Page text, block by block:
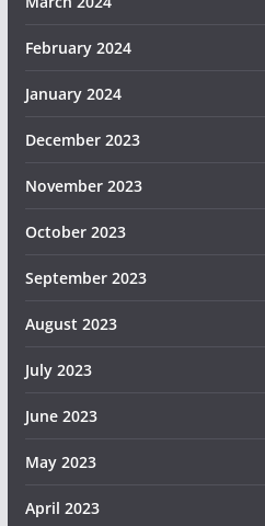
February 2024
January 2024
December 2023
November 2023
October 2023
September 2023
August 2023
July 2023
June 2023
May 2023
April 2023